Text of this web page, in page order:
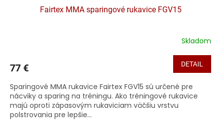
Fairtex MMA sparingové rukavice FGV15
Skladom
77 € DETAIL
Sparingové MMA rukavice Fairtex FGV15 sú určené pre
nácviky a sparing na tréningu. Ako tréningové rukavice
majú oproti zápasovým rukaviciam väčšiu vrstvu
polstrovania pre lepšie...